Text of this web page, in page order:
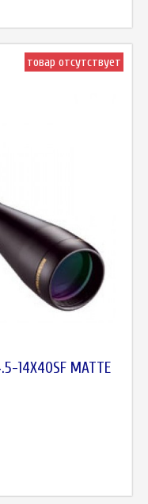
товар отсутствует
14X40SF MATTE